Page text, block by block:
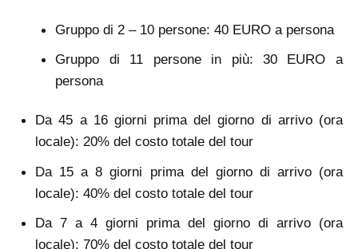
Gruppo di 2 – 10 persone: 40 EURO a persona
Gruppo di 11 persone in più: 30 EURO a
persona
Da 45 a 16 giorni prima del giorno di arrivo (ora
locale): 20% del costo totale del tour
Da 15 a 8 giorni prima del giorno di arrivo (ora
locale): 40% del costo totale del tour
Da 7 a 4 giorni prima del giorno di arrivo (ora
locale): 70% del costo totale del tour